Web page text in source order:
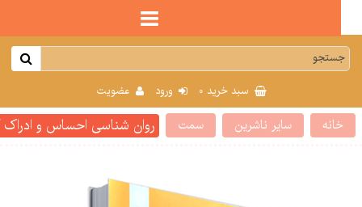
سبد خرید0 ورود عضویت
سایر ناشرین سمت روان شناسی احساس و ادراک کد 42